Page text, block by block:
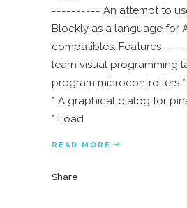
========== An attempt to
Blockly as a language for
compatibles. Features
learn visual programming
program microcontrollers
* A graphical dialog for
* Load
READ MORE
Share